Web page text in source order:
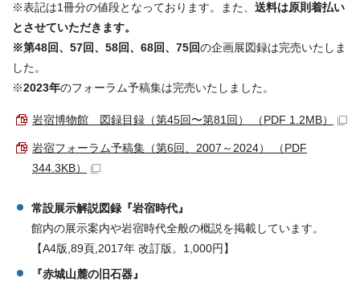
※表記は1冊分の値段となっております。また、 送料は原則着払い
とさせていただきます。
※第48回、57回、58回、68回、75回の企画展図録は完売いたしま
した。
※2023年のフォーラム予稿集は完売いたしました。
岩宿博物館 図録目録（第45回〜第81回） （PDF 1.2MB）
岩宿フォーラム予稿集（第6回、2007～2024） （PDF
344.3KB）
常設展示解説図録『岩宿時代』
館内の展示案内や岩宿時代全般の概説を掲載しています。
【A4版,89頁,2017年 改訂版。1,000円】
『赤城山麓の旧石器』